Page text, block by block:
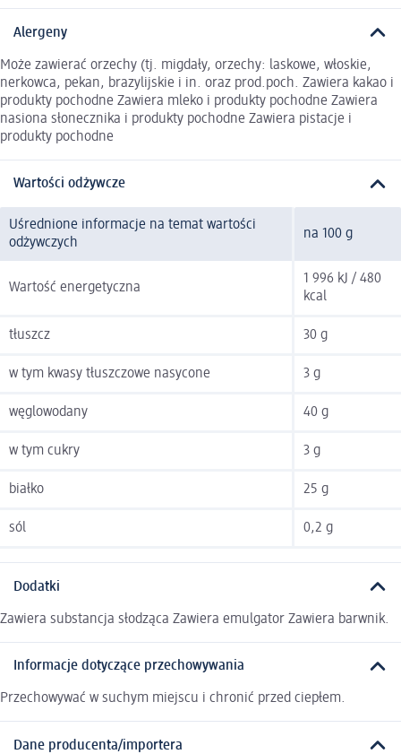
Alergeny
Może zawierać orzechy (tj. migdały, orzechy: laskowe, włoskie,
nerkowca, pekan, brazylijskie i in. oraz prod.poch. Zawiera kakao i
produkty pochodne Zawiera mleko i produkty pochodne Zawiera
nasiona słonecznika i produkty pochodne Zawiera pistacje i
produkty pochodne
Wartości odżywcze
Uśrednione informacje na temat wartości
odżywczych
na 100 g
Wartość energetyczna
1 996 kJ / 480
kcal
tłuszcz 30 g
w tym kwasy tłuszczowe nasycone 3 g
węglowodany 40 g
w tym cukry 3 g
białko 25 g
sól 0,2 g
Dodatki
Zawiera substancja słodząca Zawiera emulgator Zawiera barwnik.
Informacje dotyczące przechowywania
Przechowywać w suchym miejscu i chronić przed ciepłem.
Dane producenta/importera